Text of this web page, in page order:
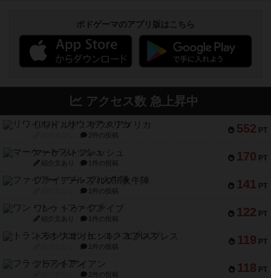
ボドゲーマのアプリ版はこちら
アクセス数 急上昇中
552 PT
リワイルド：サウスアメリカ
2件の投稿
170 PT
マーケットフレッシュ
紹介文あり 1件の投稿
141 PT
ファイアー・ブルズ / 火牛陣
1件の投稿
122 PT
ワン・トゥ・ファイブ
紹介文あり 1件の投稿
119 PT
トランスオリエント・エクスプレス
1件の投稿
118 PT
フラットアイアン
2件の投稿